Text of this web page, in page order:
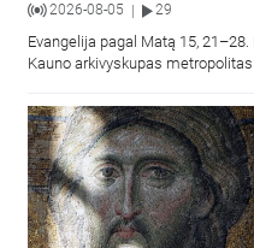
2026-08-05 29
Evangelija pagal Matą 15,
Kauno arkivyskupas
Marijos Gimimo bazilikos.